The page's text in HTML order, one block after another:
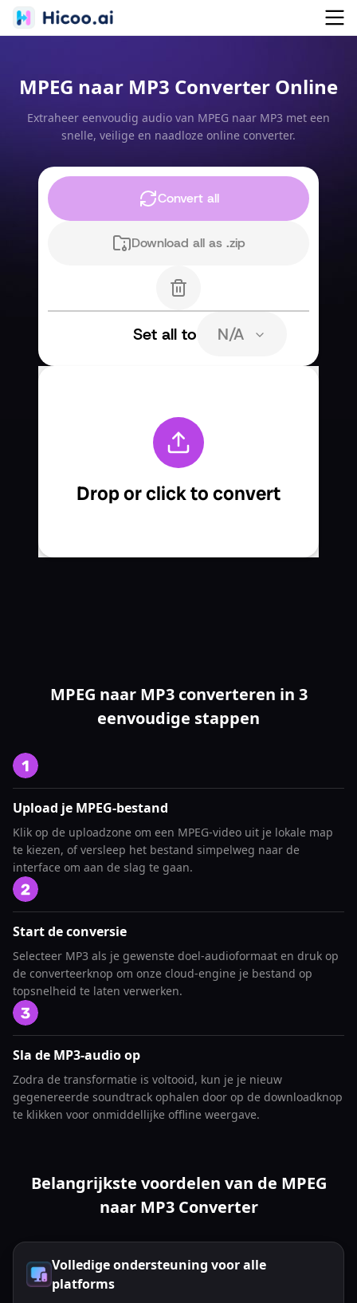
MPEG naar MP3 Converter Online
Extraheer eenvoudig audio van MPEG naar MP3 met een
snelle, veilige en naadloze online converter.
MPEG naar MP3 converteren in 3
eenvoudige stappen
Upload je MPEG-bestand
Klik op de uploadzone om een MPEG-video uit je lokale map
te kiezen, of versleep het bestand simpelweg naar de
interface om aan de slag te gaan.
Start de conversie
Selecteer MP3 als je gewenste doel-audioformaat en druk op
de converteerknop om onze cloud-engine je bestand op
topsnelheid te laten verwerken.
Sla de MP3-audio op
Zodra de transformatie is voltooid, kun je je nieuw
gegenereerde soundtrack ophalen door op de downloadknop
te klikken voor onmiddellijke offline weergave.
Belangrijkste voordelen van de MPEG
naar MP3 Converter
Volledige ondersteuning voor alle
platforms